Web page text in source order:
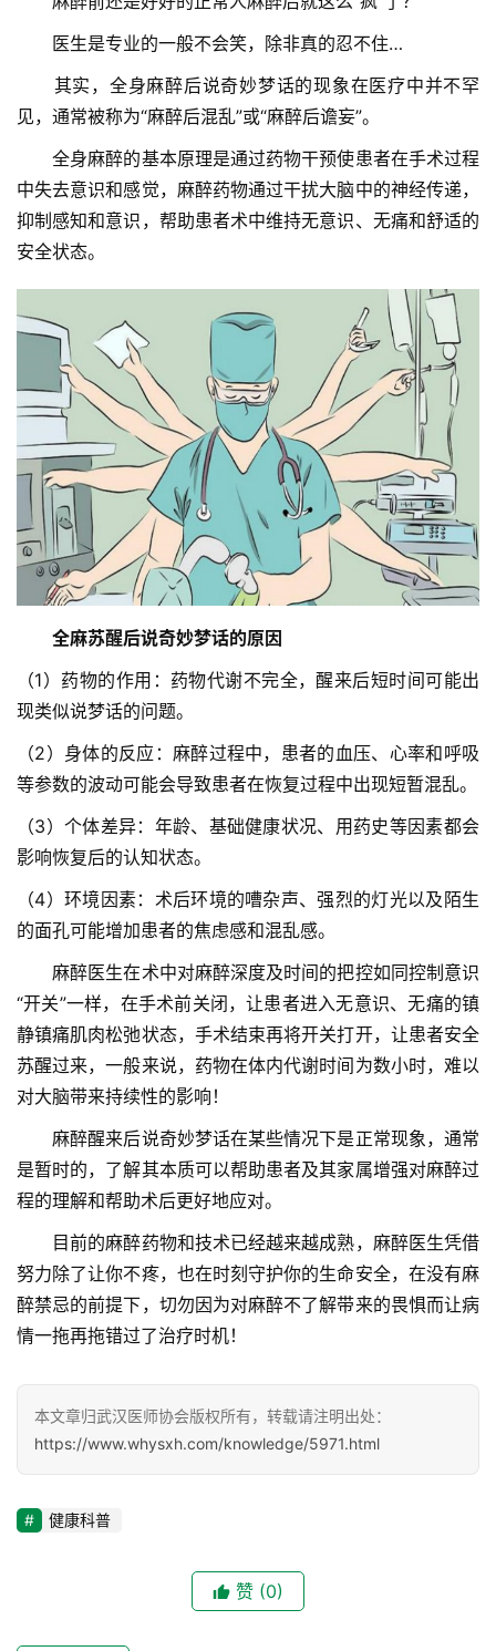
作
织
建
设
医
师
采
健
康
科
普
告
系
协
会
登录 注册
医生是专业的一般不会笑，除非真的忍不住…
其实，全身麻醉后说奇妙梦话的现象在医疗中并不罕
见，通常被称为“麻醉后混乱”或“麻醉后谵妄”。
全身麻醉的基本原理是通过药物干预使患者在手术过程
中失去意识和感觉，麻醉药物通过干扰大脑中的神经传递，
抑制感知和意识，帮助患者术中维持无意识、无痛和舒适的
安全状态。
全麻苏醒后说奇妙梦话的原因
（1）药物的作用：药物代谢不完全，醒来后短时间可能出
现类似说梦话的问题。
（2）身体的反应：麻醉过程中，患者的血压、心率和呼吸
等参数的波动可能会导致患者在恢复过程中出现短暂混乱。
（3）个体差异：年龄、基础健康状况、用药史等因素都会
影响恢复后的认知状态。
（4）环境因素：术后环境的嘈杂声、强烈的灯光以及陌生
的面孔可能增加患者的焦虑感和混乱感。
麻醉医生在术中对麻醉深度及时间的把控如同控制意识
“开关”一样，在手术前关闭，让患者进入无意识、无痛的镇
静镇痛肌肉松弛状态，手术结束再将开关打开，让患者安全
苏醒过来，一般来说，药物在体内代谢时间为数小时，难以
对大脑带来持续性的影响！
麻醉醒来后说奇妙梦话在某些情况下是正常现象，通常
是暂时的，了解其本质可以帮助患者及其家属增强对麻醉过
程的理解和帮助术后更好地应对。
目前的麻醉药物和技术已经越来越成熟，麻醉医生凭借
努力除了让你不疼，也在时刻守护你的生命安全，在没有麻
醉禁忌的前提下，切勿因为对麻醉不了解带来的畏惧而让病
情一拖再拖错过了治疗时机！
本文章归武汉医师协会版权所有，转载请注明出处：
https://www.whysxh.com/knowledge/5971.html
健康科普
赞 (0)